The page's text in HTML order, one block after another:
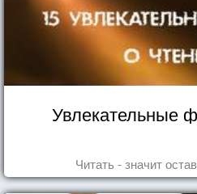
Увлекательные
Читать - значит